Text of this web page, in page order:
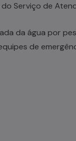
Serviço de
da água por
de